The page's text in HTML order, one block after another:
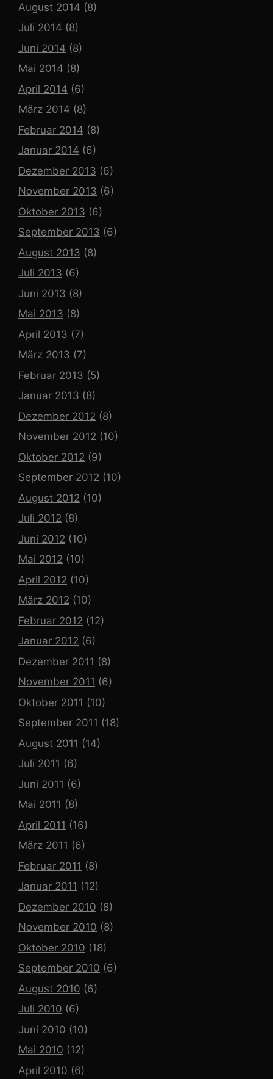
August 2014 (8)
Juli 2014 (8)
Juni 2014 (8)
Mai 2014 (8)
April 2014 (6)
März 2014 (8)
Februar 2014 (8)
Januar 2014 (6)
Dezember 2013 (6)
November 2013 (6)
Oktober 2013 (6)
September 2013 (6)
August 2013 (8)
Juli 2013 (6)
Juni 2013 (8)
Mai 2013 (8)
April 2013 (7)
März 2013 (7)
Februar 2013 (5)
Januar 2013 (8)
Dezember 2012 (8)
November 2012 (10)
Oktober 2012 (9)
September 2012 (10)
August 2012 (10)
Juli 2012 (8)
Juni 2012 (10)
Mai 2012 (10)
April 2012 (10)
März 2012 (10)
Februar 2012 (12)
Januar 2012 (6)
Dezember 2011 (8)
November 2011 (6)
Oktober 2011 (10)
September 2011 (18)
August 2011 (14)
Juli 2011 (6)
Juni 2011 (6)
Mai 2011 (8)
April 2011 (16)
März 2011 (6)
Februar 2011 (8)
Januar 2011 (12)
Dezember 2010 (8)
November 2010 (8)
Oktober 2010 (18)
September 2010 (6)
August 2010 (6)
Juli 2010 (6)
Juni 2010 (10)
Mai 2010 (12)
April 2010 (6)